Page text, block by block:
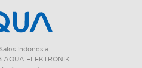
Indonesia
ELEKTRONIK.